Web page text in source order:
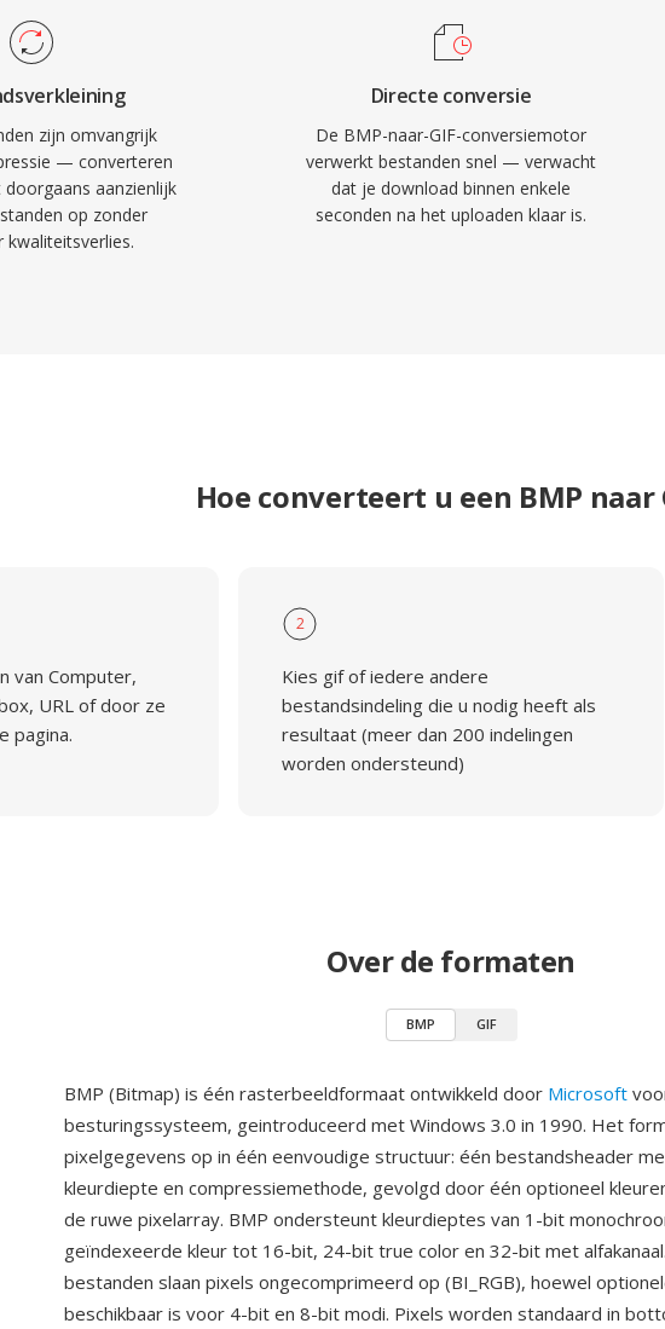
zijn omvangrijk
— converteren
doorgaans aanzienlijk
op zonder
kwaliteitsverlies.
Directe conversie
De BMP-naar-GIF-conversiemotor
verwerkt bestanden snel — verwacht
dat je download binnen enkele
seconden na het uploaden klaar is.
Hoe converteert u een BMP naar
van Computer,
URL of door ze
pagina.
2
Kies gif of iedere andere
bestandsindeling die u nodig heeft als
resultaat (meer dan 200 indelingen
worden ondersteund)
Over de formaten
BMP GIF
BMP (Bitmap) is één rasterbeeldformaat ontwikkeld door Microsoft
besturingssysteem, geintroduceerd met Windows 3.0 in 1990. Het
pixelgegevens op in één eenvoudige structuur: één bestandsheader
kleurdiepte en compressiemethode, gevolgd door één optioneel
de ruwe pixelarray. BMP ondersteunt kleurdieptes van 1-bit
geïndexeerde kleur tot 16-bit, 24-bit true color en 32-bit met
bestanden slaan pixels ongecomprimeerd op (BI_RGB), hoewel
beschikbaar is voor 4-bit en 8-bit modi. Pixels worden standaard in